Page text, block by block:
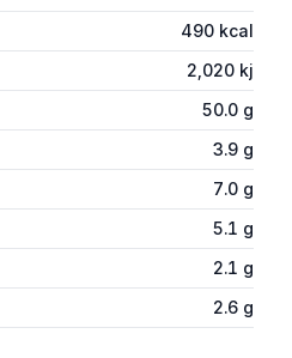
490 kcal
2,020 kj
50.0 g
3.9 g
7.0 g
5.1 g
2.1 g
2.6 g